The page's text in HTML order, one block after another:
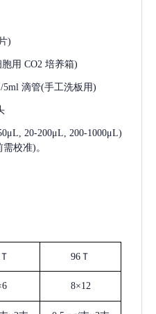
)
用 CO2 培养箱)
/5ml 滴管(手工洗板用)
20-200μL, 200-1000μL)
校准)。
96Ｔ
8×12